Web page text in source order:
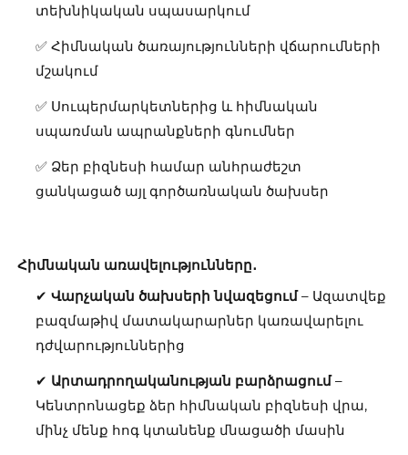
տեխնիկական սպասարկում
✅ Հիմնական ծառայությունների վճարումների
մշակում
✅ Սուպերմարկետներից և հիմնական
սպառման ապրանքների գնումներ
✅ Ձեր բիզնեսի համար անհրաժեշտ
ցանկացած այլ գործառնական ծախսեր
Հիմնական առավելությունները․
✔Վարչական ծախսերի նվազեցում– Ազատվեք
բազմաթիվ մատակարարներ կառավարելու
դժվարություններից
✔ Արտադրողականության բարձրացում–
Կենտրոնացեք ձեր հիմնական բիզնեսի վրա,
մինչ մենք հոգ կտանենք մնացածի մասին